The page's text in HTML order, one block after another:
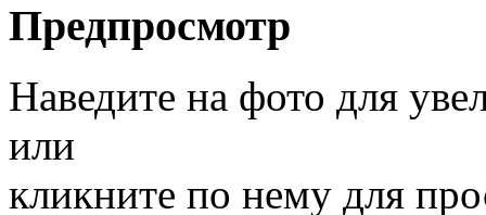
Предпросмотр
Наведите на фото для
или
кликните по нему для